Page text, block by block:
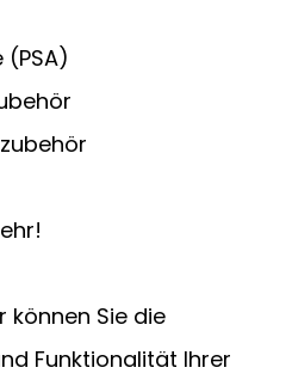
können Sie die
Funktionalität Ihrer